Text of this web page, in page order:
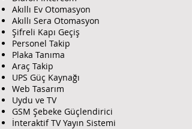
Akıllı Ev Otomasyon
Akıllı Sera Otomasyon
Şifreli Kapı Geçiş
Personel Takip
Plaka Tanıma
Araç Takip
UPS Güç Kaynağı
Web Tasarım
Uydu ve TV
GSM Şebeke Güçlendirici
İnteraktif TV Yayın Sistemi